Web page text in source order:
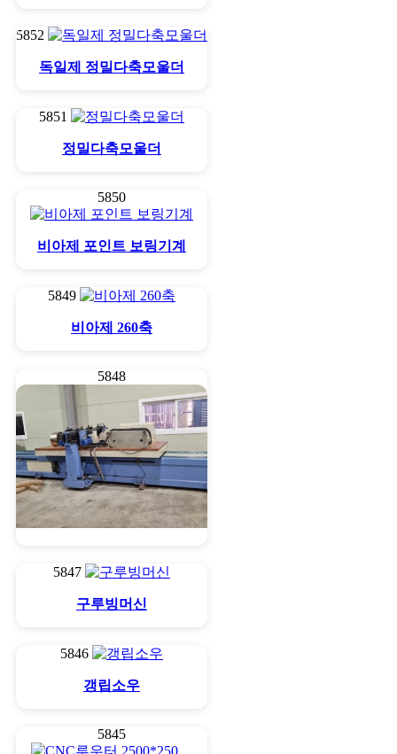
5852
독일제 정밀다축모울더
5851
정밀다축모울더
5850
비아제 포인트 보링기계
5849
비아제 260축
5848
5847
구루빙머신
5846
갱립소우
5845